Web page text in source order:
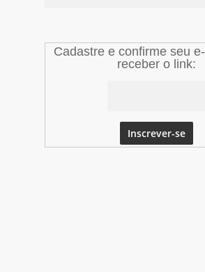
Cadastre e confirme seu
receber o link: